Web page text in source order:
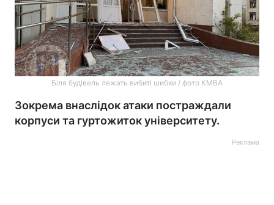
Біля будівель лежать вибиті шибки / фото КМВА
Зокрема внаслідок атаки постраждали
корпуси та гуртожиток університету.
Реклама